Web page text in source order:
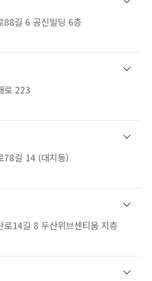
88길 6 공신빌딩 6층
로 223
78길 14 (대치동)
로14길 8 두산위브센티움 지층